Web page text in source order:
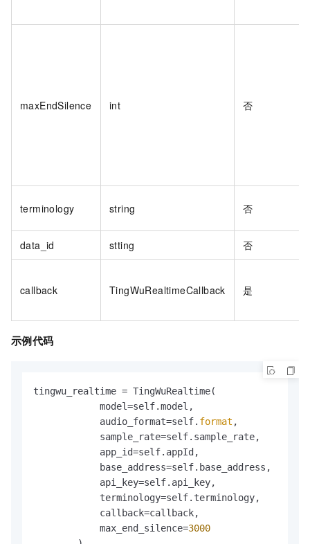
maxEndSilence int 否
terminology string 否
data_id stting 否
callback TingWuRealtimeCallback 是
示例代码
tingwu_realtime = TingWuRealtime(
            model=self.model,
            audio_format=self.
format ,
            sample_rate=self.sample_rate,
            app_id=self.appId,
            base_address=self.base_address,
            api_key=self.api_key,
            terminology=self.terminology,
            callback=callback,
            max_end_silence=
3000